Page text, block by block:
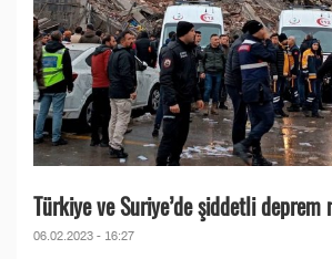
Türkiye ve Suriye’de şiddetli
06.02.2023 - 16:27